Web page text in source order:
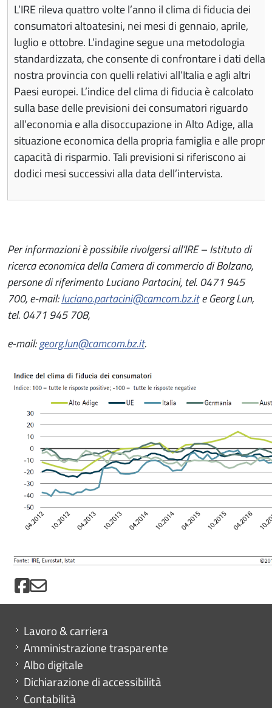
L’IRE rileva quattro volte l’anno il clima di fiducia dei
consumatori altoatesini, nei mesi di gennaio, aprile,
luglio e ottobre. L’indagine segue una metodologia
standardizzata, che consente di confrontare i dati della
nostra provincia con quelli relativi all’Italia e agli altri
Paesi europei. L’indice del clima di fiducia è calcolato
sulla base delle previsioni dei consumatori riguardo
all’economia e alla disoccupazione in Alto Adige, alla
situazione economica della propria famiglia e alle proprie
capacità di risparmio. Tali previsioni si riferiscono ai
dodici mesi successivi alla data dell’intervista.
Per informazioni è possibile rivolgersi all’IRE – Istituto di
ricerca economica della Camera di commercio di Bolzano,
persone di riferimento Luciano Partacini, tel. 0471 945
700, e-mail:luciano.partacini@camcom.bz.ite Georg Lun,
tel. 0471 945 708,
e-mail:georg.lun@camcom.bz.it.
Mini menu di servizio
Lavoro & carriera
Amministrazione trasparente
Albo digitale
Dichiarazione di accessibilità
Contabilità